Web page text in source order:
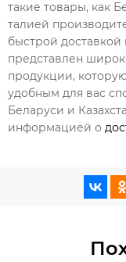
такие товары, как
талией
быстрой
представлен
продукции,
удобным для вас
Беларуси и
информацией о